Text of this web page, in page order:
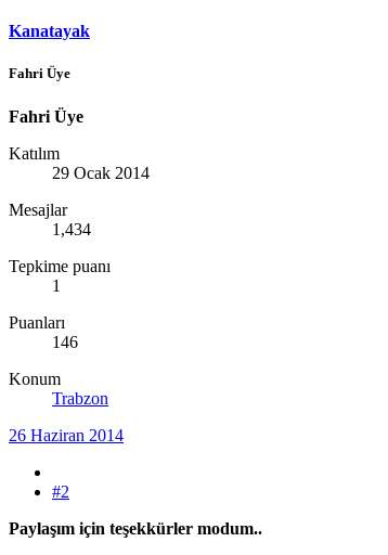
Kanatayak
Fahri Üye
Fahri Üye
Katılım
29 Ocak 2014
Mesajlar
1,434
Tepkime puanı
1
Puanları
146
Konum
Trabzon
26 Haziran 2014
#2
Paylaşım için teşekkürler modum..